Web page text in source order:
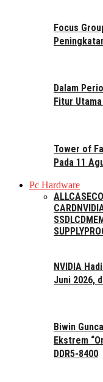
Focus
Dalam
Fitur
Tower of
Pada 11
Pc Hardware
ALLCASE
CARD
SSDLCD
SUPPLY
NVIDIA
Juni 2026,
Biwin
Ekstrem
DDR5-8400